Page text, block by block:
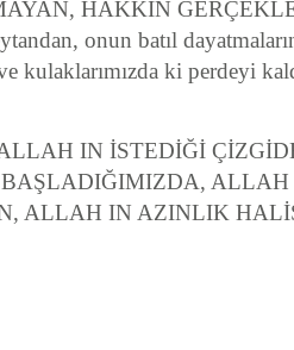
HAKKIN
onun batıl
kulaklarımızda ki perdeyi
IN İSTEDİĞİ
ALLAH
ALLAH IN AZINLIK